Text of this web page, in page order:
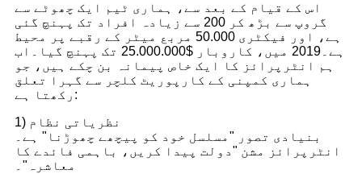
اس کے قیام کے بعد سے، ہماری ٹیم ایک چھوٹے سے
گروپ سے بڑھ کر 200 سے زیادہ افراد تک پہنچ گئی
ہے، اور فیکٹری 50.000 مربع میٹر کے رقبے پر محیط
ہے۔2019 میں، کاروبار $25.000.000 تک پہنچ گیا۔اب
ہم انٹرپرائز کا ایک خاص پیمانہ بن چکے ہیں، جو
ہماری کمپنی کے کارپوریٹ کلچر سے گہرا تعلق
رکھتا ہے:
1) نظریاتی نظام
بنیادی تصور "مسلسل خود کو پیچھے چھوڑنا" ہے۔
انٹرپرائز مشن "دولت پیدا کریں، باہمی فائدے کا
معاشرہ"۔